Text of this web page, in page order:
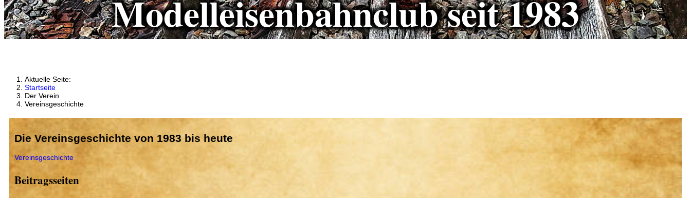
Modelleisenbahnclub seit 1983
Aktuelle Seite:
Startseite
Der Verein
Vereinsgeschichte
Die Vereinsgeschichte von 1983 bis heute
Vereinsgeschichte
Beitragsseiten